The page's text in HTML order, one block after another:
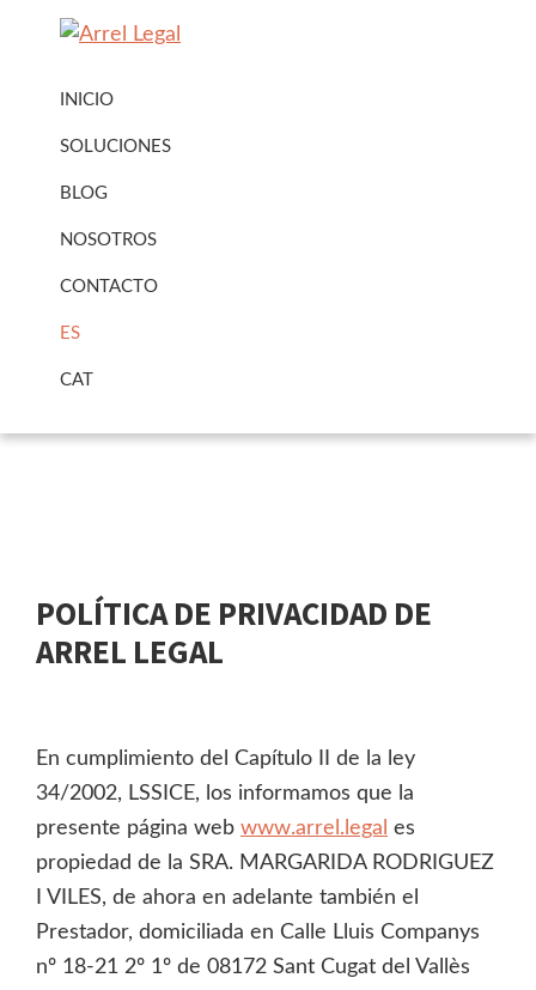
Legal
Legal
Urbanisme
INICIO
SOLUCIONES
BLOG
NOSOTROS
CONTACTO
ES
CAT
POLÍTICA DE PRIVACIDAD DE
ARREL LEGAL
En cumplimiento del Capítulo II de la ley
34/2002, LSSICE, los informamos que la
presente página web www.arrel.legal es
propiedad de la SRA. MARGARIDA RODRIGUEZ
I VILES, de ahora en adelante también el
Prestador, domiciliada en Calle Lluis Companys
nº 18-21 2º 1º de 08172 Sant Cugat del Vallès